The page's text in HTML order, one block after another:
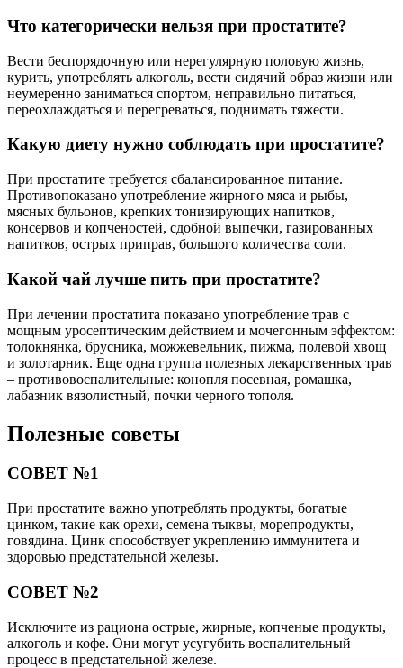
Что категорически нельзя при простатите?
Вести беспорядочную или нерегулярную половую жизнь,
курить, употреблять алкоголь, вести сидячий образ жизни или
неумеренно заниматься спортом, неправильно питаться,
переохлаждаться и перегреваться, поднимать тяжести.
Какую диету нужно соблюдать при простатите?
При простатите требуется сбалансированное питание.
Противопоказано употребление жирного мяса и рыбы,
мясных бульонов, крепких тонизирующих напитков,
консервов и копченостей, сдобной выпечки, газированных
напитков, острых приправ, большого количества соли.
Какой чай лучше пить при простатите?
При лечении простатита показано употребление трав с
мощным уросептическим действием и мочегонным эффектом:
толокнянка, брусника, можжевельник, пижма, полевой хвощ
и золотарник. Еще одна группа полезных лекарственных трав
– противовоспалительные: конопля посевная, ромашка,
лабазник вязолистный, почки черного тополя.
Полезные советы
СОВЕТ №1
При простатите важно употреблять продукты, богатые
цинком, такие как орехи, семена тыквы, морепродукты,
говядина. Цинк способствует укреплению иммунитета и
здоровью предстательной железы.
СОВЕТ №2
Исключите из рациона острые, жирные, копченые продукты,
алкоголь и кофе. Они могут усугубить воспалительный
процесс в предстательной железе.